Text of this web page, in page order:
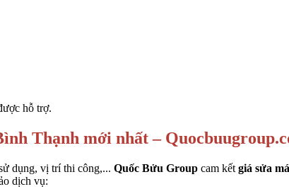
hỗ trợ.
Thạnh mới nhất –
dụng, vị trí thi công,... Quốc Bửu Group cam kết giá sửa
dịch vụ: